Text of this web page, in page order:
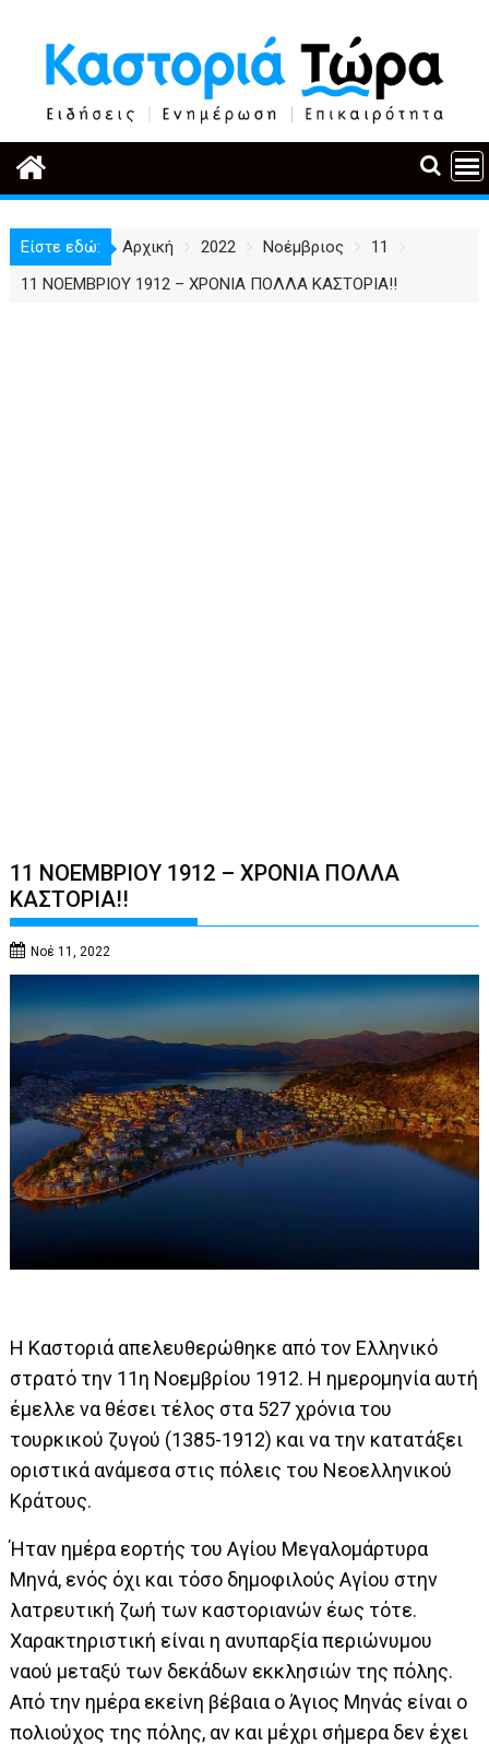
περιεχόμενο
Είστε εδώ: Αρχική 2022 Νοέμβριος
11
11 ΝΟΕΜΒΡΙΟΥ 1912 – ΧΡΟΝΙΑ ΠΟΛΛΑ ΚΑΣΤΟΡΙΑ!!
11 ΝΟΕΜΒΡΙΟΥ 1912 – ΧΡΟΝΙΑ ΠΟΛΛΑ
ΚΑΣΤΟΡΙΑ!!
Νοέ 11, 2022
H Καστοριά απελευθερώθηκε από τον Ελληνικό
στρατό την 11η Νοεμβρίου 1912. Η ημερομηνία αυτή
έμελλε να θέσει τέλος στα 527 χρόνια του
τουρκικού ζυγού (1385-1912) και να την κατατάξει
οριστικά ανάμεσα στις πόλεις του Νεοελληνικού
Κράτους.
Ήταν ημέρα εορτής του Αγίου Μεγαλομάρτυρα
Μηνά, ενός όχι και τόσο δημοφιλούς Αγίου στην
λατρευτική ζωή των καστοριανών έως τότε.
Χαρακτηριστική είναι η ανυπαρξία περιώνυμου
ναού μεταξύ των δεκάδων εκκλησιών της πόλης.
Από την ημέρα εκείνη βέβαια ο Άγιος Μηνάς είναι ο
πολιούχος της πόλης, αν και μέχρι σήμερα δεν έχει